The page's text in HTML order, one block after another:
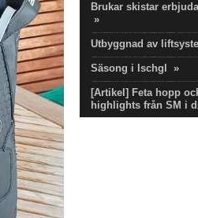
Brukar skistar
»
Utbyggnad av
Säsong i Ischgl »
[Artikel] Feta hopp
highlights från SM i